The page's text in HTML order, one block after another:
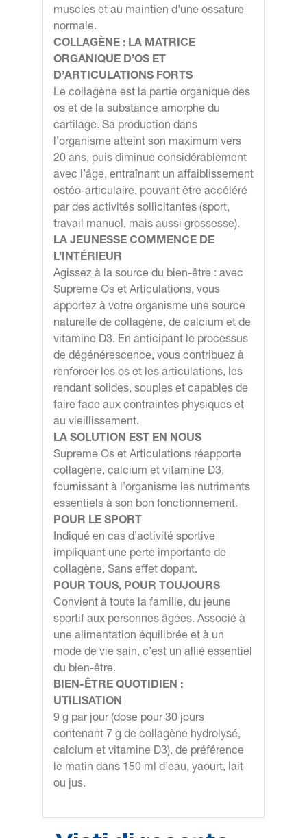
muscles et au maintien d’une ossature
normale.
COLLAGÈNE : LA MATRICE
ORGANIQUE D’OS ET
D’ARTICULATIONS FORTS
Le collagène est la partie organique des
os et de la substance amorphe du
cartilage. Sa production dans
l’organisme atteint son maximum vers
20 ans, puis diminue considérablement
avec l’âge, entraînant un affaiblissement
ostéo-articulaire, pouvant être accéléré
par des activités sollicitantes (sport,
travail manuel, mais aussi grossesse).
LA JEUNESSE COMMENCE DE
L’INTÉRIEUR
Agissez à la source du bien-être : avec
Supreme Os et Articulations, vous
apportez à votre organisme une source
naturelle de collagène, de calcium et de
vitamine D3. En anticipant le processus
de dégénérescence, vous contribuez à
renforcer les os et les articulations, les
rendant solides, souples et capables de
faire face aux contraintes physiques et
au vieillissement.
LA SOLUTION EST EN NOUS
Supreme Os et Articulations réapporte
collagène, calcium et vitamine D3,
fournissant à l’organisme les nutriments
essentiels à son bon fonctionnement.
POUR LE SPORT
Indiqué en cas d’activité sportive
impliquant une perte importante de
collagène. Sans effet dopant.
POUR TOUS, POUR TOUJOURS
Convient à toute la famille, du jeune
sportif aux personnes âgées. Associé à
une alimentation équilibrée et à un
mode de vie sain, c’est un allié essentiel
du bien-être.
BIEN-ÊTRE QUOTIDIEN :
UTILISATION
9 g par jour (dose pour 30 jours
contenant 7 g de collagène hydrolysé,
calcium et vitamine D3), de préférence
le matin dans 150 ml d’eau, yaourt, lait
ou jus.